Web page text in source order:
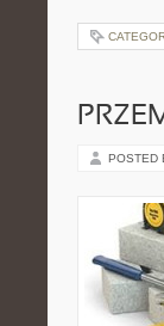
POSTED